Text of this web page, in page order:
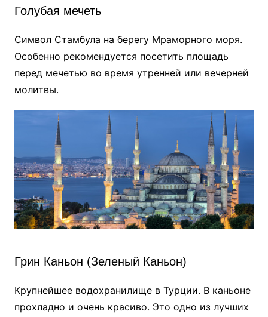
Голубая мечеть
Символ Стамбула на берегу Мраморного моря.
Особенно рекомендуется посетить площадь
перед мечетью во время утренней или вечерней
молитвы.
Грин Каньон (Зеленый Каньон)
Крупнейшее водохранилище в Турции. В каньоне
прохладно и очень красиво. Это одно из лучших